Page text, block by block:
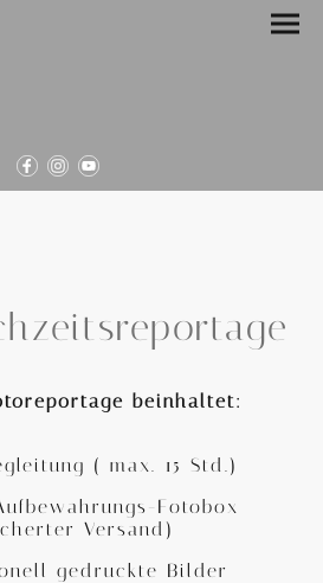
beinhaltet:
( max. 15 Std.)
Fotobox
Versand)
gedruckte Bilder